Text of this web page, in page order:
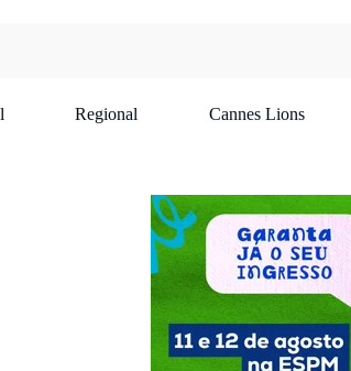
Regional Cannes Lions